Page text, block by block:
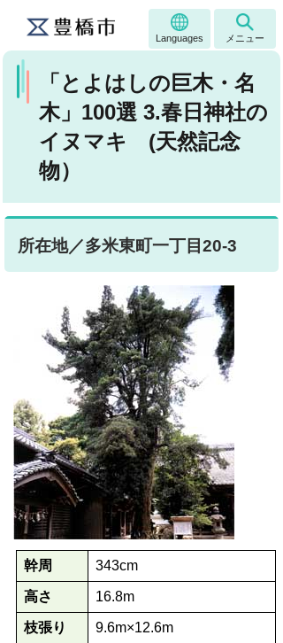
Languages メニュー
「とよはしの巨木・名
木」100選 3.春日神社の
イヌマキ (天然記念
物）
所在地／多米東町一丁目20-3
幹周 343cm
高さ 16.8m
枝張り 9.6m×12.6m